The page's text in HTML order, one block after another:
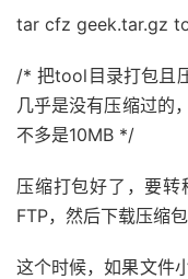
tar cfz geek.tar.gz
/* 把tool目录打包且
几乎是没有压缩过的
不多是10MB */
压缩打包好了，要
FTP，然后下载压缩
这个时候，如果文件